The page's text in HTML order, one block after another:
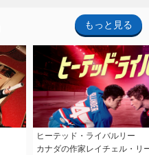
もっと見る
ヒーテッド・ライバルリー
カナダの作家レイチェル・リ